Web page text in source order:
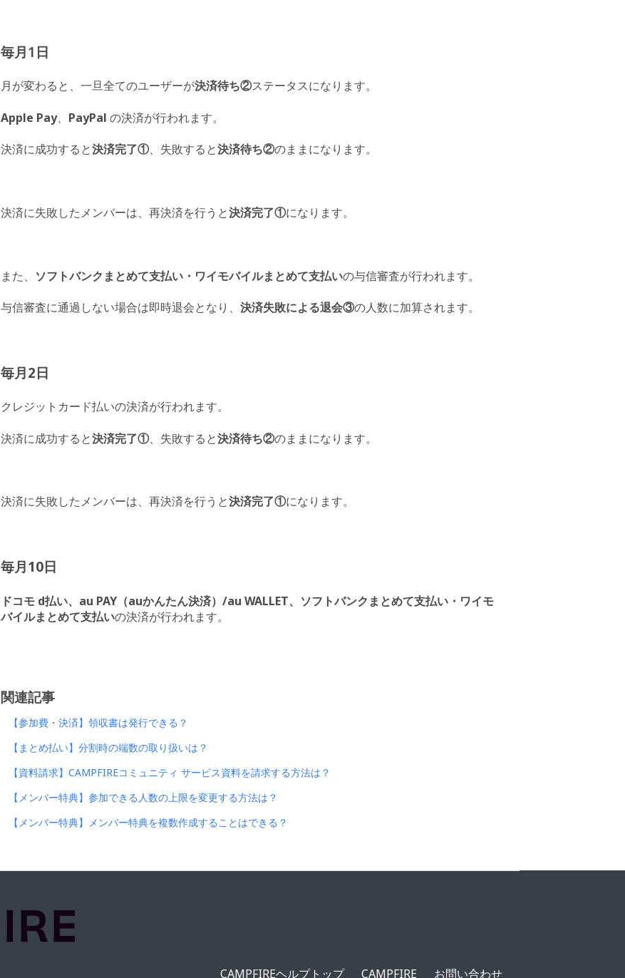
毎月1日
月が変わると、一旦全てのユーザーが決済待ち②ステータスになります。
Apple Pay、 PayPal の決済が行われます。
決済に成功すると決済完了①、失敗すると決済待ち②のままになります。
決済に失敗したメンバーは、再決済を行うと決済完了①になります。
また、 ソフトバンクまとめて支払い・ワイモバイルまとめて支払いの与信審査が行われます。
与信審査に通過しない場合は即時退会となり、 決済失敗による退会③の人数に加算されます。
毎月2日
クレジットカード払いの決済が行われます。
決済に成功すると決済完了①、失敗すると決済待ち②のままになります。
決済に失敗したメンバーは、再決済を行うと決済完了①になります。
毎月10日
ドコモ d払い、au PAY（auかんたん決済）/au WALLET、ソフトバンクまとめて支払い・ワイモ
バイルまとめて支払いの決済が行われます。
関連記事
【参加費・決済】領収書は発行できる？
【まとめ払い】分割時の端数の取り扱いは？
【資料請求】CAMPFIREコミュニティ サービス資料を請求する方法は？
【メンバー特典】参加できる人数の上限を変更する方法は？
【メンバー特典】メンバー特典を複数作成することはできる？
CAMPFIREヘルプトップ CAMPFIRE お問い合わせ